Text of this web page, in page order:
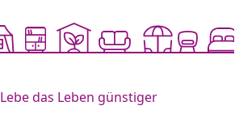
Lebe das Leben günstiger